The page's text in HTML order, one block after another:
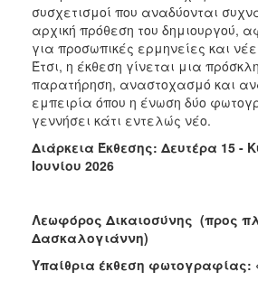
συσχετισμοί που αναδύονται
αρχική πρόθεση του δημιουργού,
για προσωπικές ερμηνείες και
Έτσι, η έκθεση γίνεται μια
παρατήρηση, αναστοχασμό και
εμπειρία όπου η ένωση δύο
γεννήσει κάτι εντελώς νέο.
Διάρκεια Έκθεσης: Δευτέρα 15 -
Ιουνίου 2026
Λεωφόρος Δικαιοσύνης (προς
Δασκαλογιάννη)
Υπαίθρια έκθεση φωτογραφίας: